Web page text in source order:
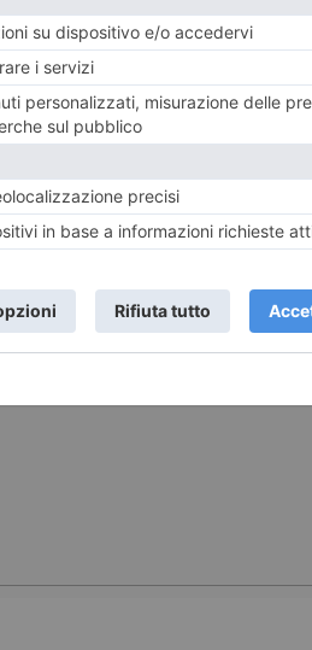
2026
a Torino: 107 negozi e
dell’estate